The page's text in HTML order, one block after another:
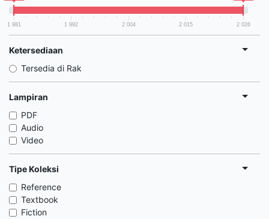
1 981 1 992 2 004 2 015 2 026
Ketersediaan
Tersedia di Rak
Lampiran
PDF
Audio
Video
Tipe Koleksi
Reference
Textbook
Fiction